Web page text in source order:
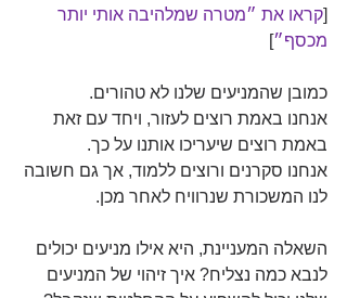
[קראו את ״מטרה שמלהיבה אותי יותר
מכסף״]
כמובן שהמניעים שלנו לא טהורים.
אנחנו באמת רוצים לעזור, ויחד עם זאת
באמת רוצים שיעריכו אותנו על כך.
אנחנו סקרנים ורוצים ללמוד, אך גם חשובה
לנו המשכורת שנרוויח לאחר מכן.
השאלה המעניינת, היא אילו מניעים יכולים
לנבא כמה נצליח? איך זיהוי של המניעים